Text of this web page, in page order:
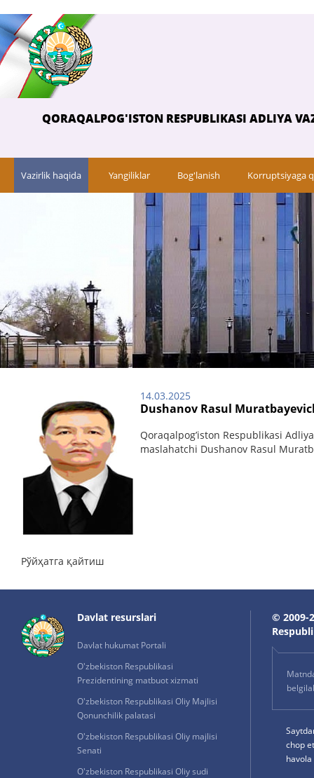
QORAQALPOG'ISTON RESPUBLIKASI ADLIYA
Vazirlik haqida Yangiliklar Bog'lanish Korruptsiyaga
14.03.2025
Dushanov Rasul
Qoraqalpog’iston Respublikasi
maslahatchi Dushanov Rasul
Рўйҳатга қайтиш
Davlat resurslari
Davlat hukumat Portali
O'zbekiston Respublikasi
Prezidentining matbuot xizmati
O'zbekiston Respublikasi Oliy Majlisi
Qonunchilik palatasi
O'zbekiston Respublikasi Oliy majlisi
Senati
O'zbekiston Respublikasi Oliy sudi
© 2009-
chop